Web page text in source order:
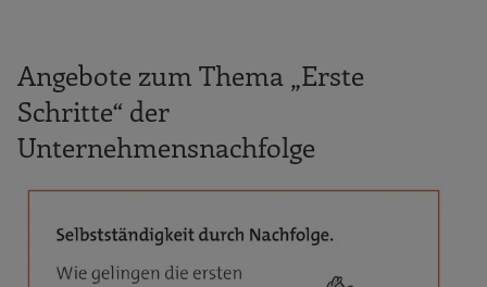
Angebote zum Thema „Erste
Schritte“ der
Unternehmensnachfolge